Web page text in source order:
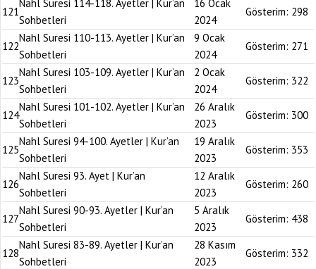
121
Nahl Suresi 114-118. Ayetler | Kur’an
Sohbetleri
16 Ocak
2024
Gösterim: 298
122
Nahl Suresi 110-113. Ayetler | Kur’an
Sohbetleri
9 Ocak
2024
Gösterim: 271
123
Nahl Suresi 103-109. Ayetler | Kur’an
Sohbetleri
2 Ocak
2024
Gösterim: 322
124
Nahl Suresi 101-102. Ayetler | Kur’an
Sohbetleri
26 Aralık
2023
Gösterim: 300
125
Nahl Suresi 94-100. Ayetler | Kur’an
Sohbetleri
19 Aralık
2023
Gösterim: 353
126
Nahl Suresi 93. Ayet | Kur’an
Sohbetleri
12 Aralık
2023
Gösterim: 260
127
Nahl Suresi 90-93. Ayetler | Kur’an
Sohbetleri
5 Aralık
2023
Gösterim: 438
128
Nahl Suresi 83-89. Ayetler | Kur’an
Sohbetleri
28 Kasım
2023
Gösterim: 332